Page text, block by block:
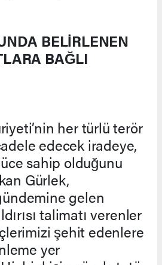
BELİRLENEN
BAĞLI
her türlü terör
edecek iradeye,
sahip olduğunu
Gürlek,
gelen
talimatı verenler
şehit edenlere
yer